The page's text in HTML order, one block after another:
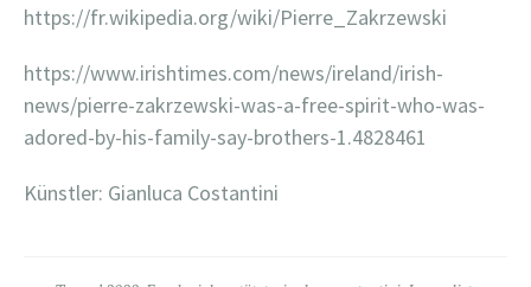
https://fr.wikipedia.org/wiki/Pierre_Zakrzewski
https://www.irishtimes.com/news/ireland/irish-
news/pierre-zakrzewski-was-a-free-spirit-who-was-
adored-by-his-family-say-brothers-1.4828461
Künstler: Gianluca Costantini